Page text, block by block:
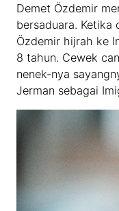
Demet Özdemir
bersaduara. Ketika
Özdemir hijrah ke
8 tahun. Cewek
nenek-nya
Jerman sebagai